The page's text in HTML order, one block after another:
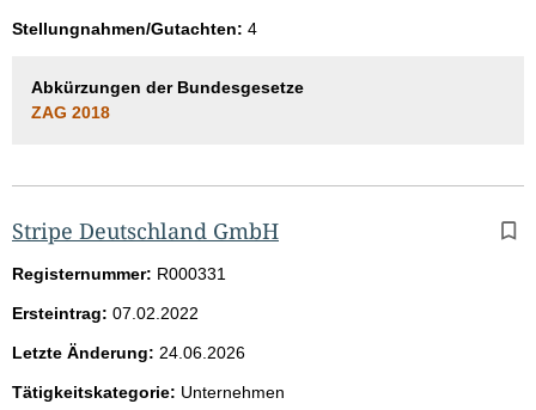
Stellungnahmen/Gutachten: 4
Abkürzungen der Bundesgesetze
ZAG 2018
Stripe Deutschland GmbH
Registernummer: R000331
Ersteintrag: 07.02.2022
Letzte Änderung: 24.06.2026
Tätigkeitskategorie: Unternehmen